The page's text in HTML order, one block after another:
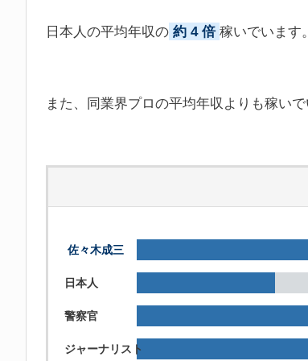
日本人の平均年収の 約 4 倍 稼いでいます。
また、同業界プロの平均年収よりも稼いで
佐々木成三
日本人
警察官
ジャーナリスト